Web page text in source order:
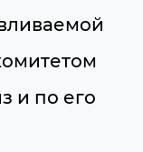
и по его